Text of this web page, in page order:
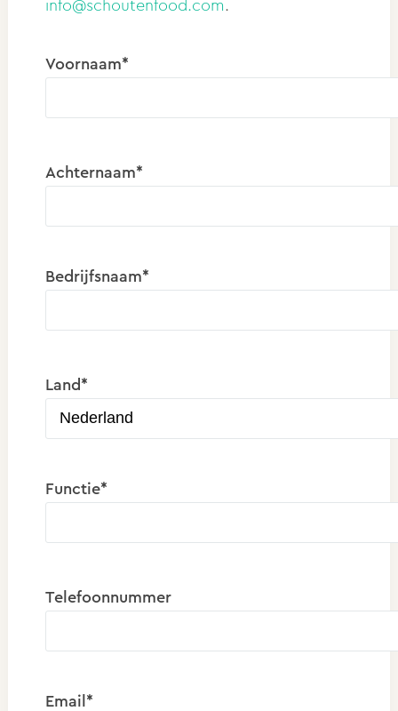
info@schoutenfood.com .
Voornaam*
Achternaam*
Bedrijfsnaam*
Land*
Functie*
Telefoonnummer
Email*